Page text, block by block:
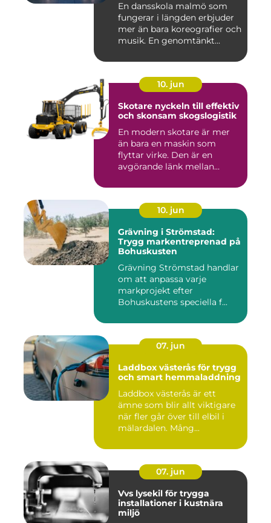
En dansskola malmö som
fungerar i längden erbjuder
mer än bara koreografier och
musik. En genomtänkt...
10. jun
Skotare nyckeln till effektiv
och skonsam skogslogistik
En modern skotare är mer
än bara en maskin som
flyttar virke. Den är en
avgörande länk mellan
10. jun
Grävning i Strömstad:
Trygg markentreprenad på
Bohuskusten
Grävning Strömstad handlar
om att anpassa varje
markprojekt efter
Bohuskustens speciella f...
07. jun
Laddbox västerås för trygg
och smart hemmaladdning
Laddbox västerås är ett
ämne som blir allt viktigare
när fler går över till elbil i
mälardalen. Mång...
07. jun
Vvs lysekil för trygga
installationer i kustnära
miljö